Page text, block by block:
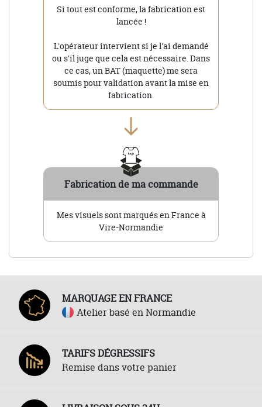
Si tout est conforme, la fabrication est
lancée !
L'opérateur intervient si je l'ai demandé
ou s'il juge que cela est nécessaire. Dans
ce cas, un BAT (maquette) me sera
soumis pour validation avant la mise en
fabrication.
Fabrication de ma commande
Mes visuels sont marqués en France à
Vire-Normandie
MARQUAGE EN FRANCE
Atelier basé en Normandie
TARIFS DÉGRESSIFS
Remise dans votre panier